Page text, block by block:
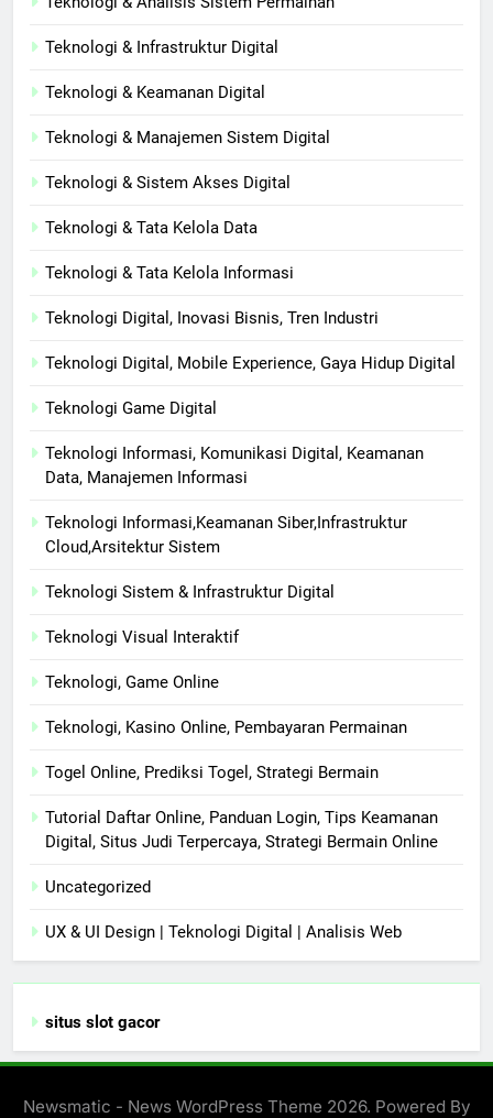
Teknologi & Infrastruktur Digital
Teknologi & Keamanan Digital
Teknologi & Manajemen Sistem Digital
Teknologi & Sistem Akses Digital
Teknologi & Tata Kelola Data
Teknologi & Tata Kelola Informasi
Teknologi Digital, Inovasi Bisnis, Tren Industri
Teknologi Digital, Mobile Experience, Gaya Hidup Digital
Teknologi Game Digital
Teknologi Informasi, Komunikasi Digital, Keamanan
Data, Manajemen Informasi
Teknologi Informasi,Keamanan Siber,Infrastruktur
Cloud,Arsitektur Sistem
Teknologi Sistem & Infrastruktur Digital
Teknologi Visual Interaktif
Teknologi, Game Online
Teknologi, Kasino Online, Pembayaran Permainan
Togel Online, Prediksi Togel, Strategi Bermain
Tutorial Daftar Online, Panduan Login, Tips Keamanan
Digital, Situs Judi Terpercaya, Strategi Bermain Online
Uncategorized
UX & UI Design | Teknologi Digital | Analisis Web
situs slot gacor
Newsmatic - News WordPress Theme 2026. Powered By